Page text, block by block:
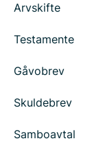
Arvskifte
Testamente
Gåvobrev
Skuldebrev
Samboavtal